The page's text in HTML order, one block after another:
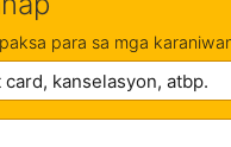
para sa mga